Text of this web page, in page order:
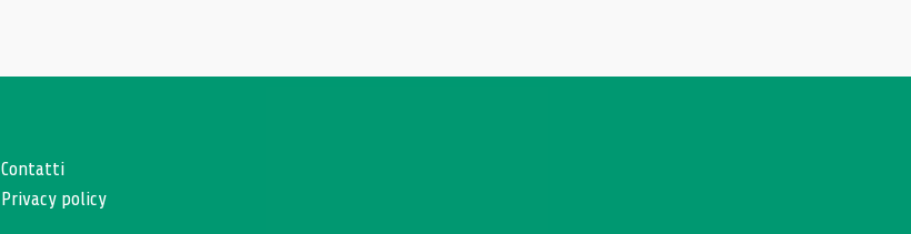
Contatti
Privacy policy